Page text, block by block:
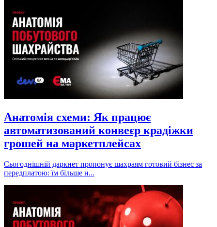
Анатомія схеми: Як працює
автоматизований конвеєр крадіжки
грошей на маркетплейсах
Сьогоднішній даркнет пропонує шахраям готовий бізнес за
передплатою: їм більше н...